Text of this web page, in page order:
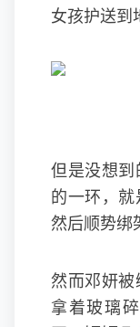
女孩护送到
但是没想到
的一环，就
然后顺势绑
然而邓妍被
拿着玻璃